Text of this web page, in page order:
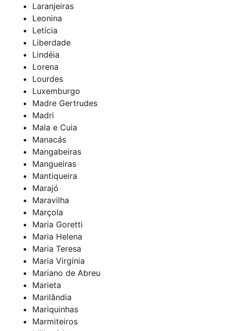
Laranjeiras
Leonina
Letícia
Liberdade
Lindéia
Lorena
Lourdes
Luxemburgo
Madre Gertrudes
Madri
Mala e Cuia
Manacás
Mangabeiras
Mangueiras
Mantiqueira
Marajó
Maravilha
Marçola
Maria Goretti
Maria Helena
Maria Teresa
Maria Virgínia
Mariano de Abreu
Marieta
Marilândia
Mariquinhas
Marmiteiros